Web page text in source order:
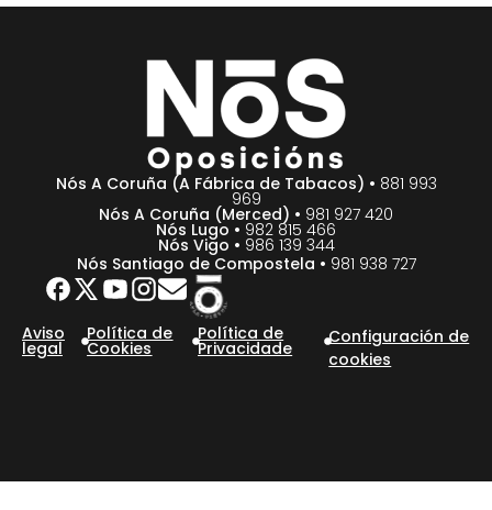
Nós A Coruña (A Fábrica de Tabacos) • 881 993
969
Nós A Coruña (Merced) • 981 927 420
Nós Lugo • 982 815 466
Nós Vigo • 986 139 344
Nós Santiago de Compostela • 981 938 727
Aviso
legal
Política de
Cookies
Política de
Privacidade
Configuración de
cookies